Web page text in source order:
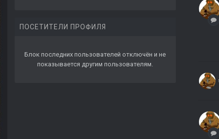
ПОСЕТИТЕЛИ ПРОФИЛЯ
Блок последних пользователей отключён и не
показывается другим пользователям.